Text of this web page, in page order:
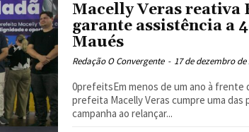
Macelly Veras reativa
garante assistência a
Maués
Redação O Convergente - 17 de dezembro de
0prefeitsEm menos de um ano à frente
prefeita Macelly Veras cumpre uma das
campanha ao relançar...